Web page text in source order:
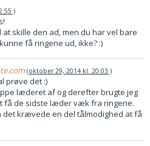
skille den ad, men du har vel bare
få ringene ud, ikke? :)
oktober 29, 2014 kl. 20:03
prøve det :)
læderet af og derefter brugte jeg
få de sidste læder væk fra ringene.
det krævede en del tålmodighed at få